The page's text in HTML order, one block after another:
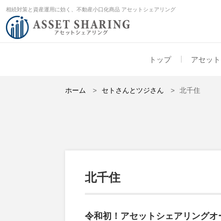
相続対策と資産運用に効く、不動産小口化商品 アセットシェアリング
トップ アセッ
ホーム セトさんとツジさん 北千住
北千住
令和初！アセットシェアリング